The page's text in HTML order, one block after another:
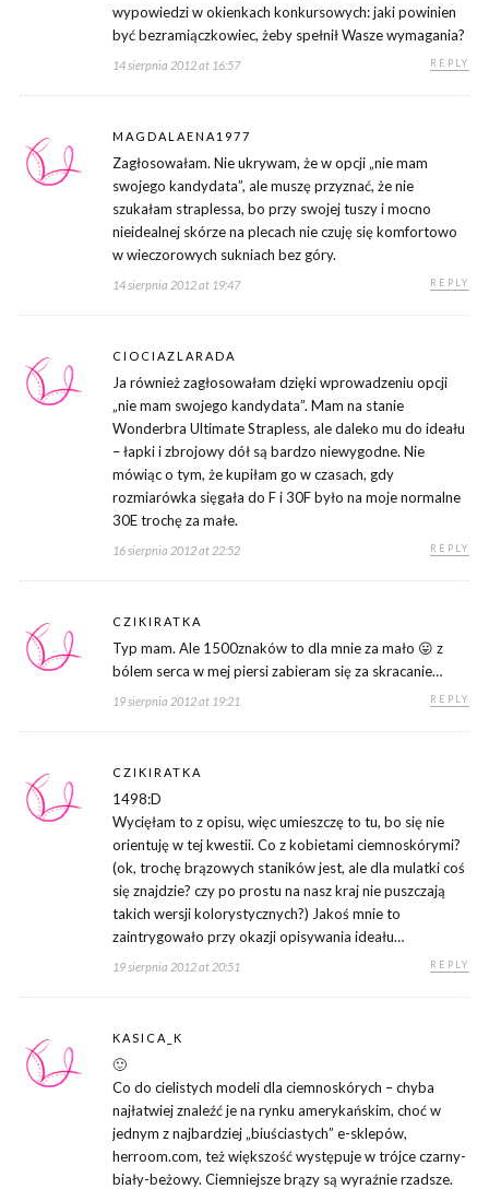
wypowiedzi w okienkach konkursowych: jaki powinien
być bezramiączkowiec, żeby spełnił Wasze wymagania?
14 sierpnia 2012 at 16:57 REPLY
MAGDALAENA1977
Zagłosowałam. Nie ukrywam, że w opcji „nie mam
swojego kandydata”, ale muszę przyznać, że nie
szukałam straplessa, bo przy swojej tuszy i mocno
nieidealnej skórze na plecach nie czuję się komfortowo
w wieczorowych sukniach bez góry.
14 sierpnia 2012 at 19:47 REPLY
CIOCIAZLARADA
Ja również zagłosowałam dzięki wprowadzeniu opcji
„nie mam swojego kandydata”. Mam na stanie
Wonderbra Ultimate Strapless, ale daleko mu do ideału
– łapki i zbrojowy dół są bardzo niewygodne. Nie
mówiąc o tym, że kupiłam go w czasach, gdy
rozmiarówka sięgała do F i 30F było na moje normalne
30E trochę za małe.
16 sierpnia 2012 at 22:52 REPLY
CZIKIRATKA
Typ mam. Ale 1500znaków to dla mnie za mało 😛 z
bólem serca w mej piersi zabieram się za skracanie…
19 sierpnia 2012 at 19:21 REPLY
CZIKIRATKA
1498:D
Wycięłam to z opisu, więc umieszczę to tu, bo się nie
orientuję w tej kwestii. Co z kobietami ciemnoskórymi?
(ok, trochę brązowych staników jest, ale dla mulatki coś
się znajdzie? czy po prostu na nasz kraj nie puszczają
takich wersji kolorystycznych?) Jakoś mnie to
zaintrygowało przy okazji opisywania ideału…
19 sierpnia 2012 at 20:51 REPLY
KASICA_K
🙂
Co do cielistych modeli dla ciemnoskórych – chyba
najłatwiej znaleźć je na rynku amerykańskim, choć w
jednym z najbardziej „biuściastych” e-sklepów,
herroom.com, też większość występuje w trójce czarny-
biały-beżowy. Ciemniejsze brązy są wyraźnie rzadsze.